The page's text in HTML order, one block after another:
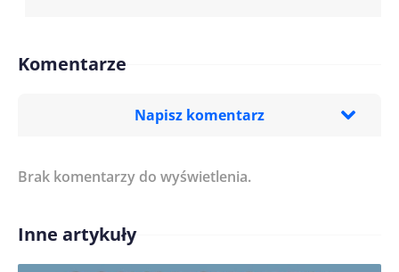
Komentarze
Napisz komentarz
Treść komentarza*
Imię/ Nick*
Brak komentarzy do wyświetlenia.
Inne artykuły